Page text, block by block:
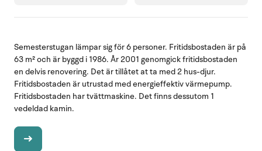
Semesterstugan lämpar sig för 6 personer. Fritidsbostaden är på
63 m² och är byggd i 1986. År 2001 genomgick fritidsbostaden
en delvis renovering. Det är tillåtet at ta med 2 hus-djur.
Fritidsbostaden är utrustad med energieffektiv värmepump.
Fritidsbostaden har tvättmaskine. Det finns dessutom 1
vedeldad kamin.